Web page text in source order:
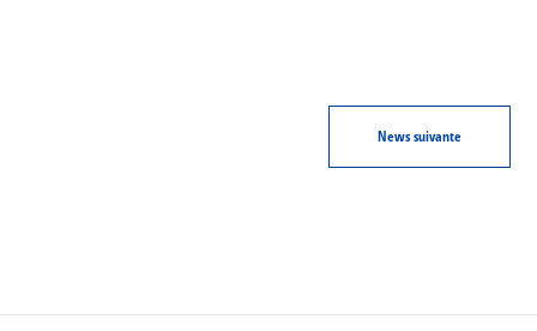
Newssuivante